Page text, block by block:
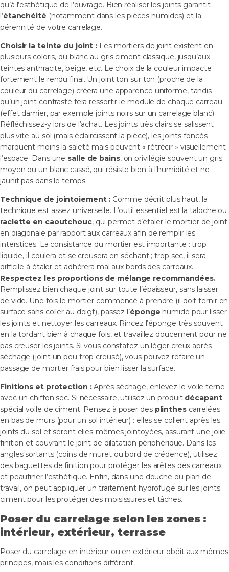
qu’à l’esthétique de l’ouvrage. Bien réaliser les joints garantit
l’étanchéité (notamment dans les pièces humides) et la
pérennité de votre carrelage.
Choisir la teinte du joint : Les mortiers de joint existent en
plusieurs coloris, du blanc au gris ciment classique, jusqu’aux
teintes anthracite, beige, etc. Le choix de la couleur impacte
fortement le rendu final. Un joint ton sur ton (proche de la
couleur du carrelage) créera une apparence uniforme, tandis
qu’un joint contrasté fera ressortir le module de chaque carreau
(effet damier, par exemple joints noirs sur un carrelage blanc).
Réfléchissez-y lors de l’achat. Les joints très clairs se salissent
plus vite au sol (mais éclaircissent la pièce), les joints foncés
marquent moins la saleté mais peuvent « rétrécir » visuellement
l’espace. Dans une salle de bains, on privilégie souvent un gris
moyen ou un blanc cassé, qui résiste bien à l’humidité et ne
jaunit pas dans le temps.
Technique de jointoiement : Comme décrit plus haut, la
technique est assez universelle. L’outil essentiel est la taloche ou
raclette en caoutchouc, qui permet d’étaler le mortier de joint
en diagonale par rapport aux carreaux afin de remplir les
interstices. La consistance du mortier est importante : trop
liquide, il coulera et se creusera en séchant ; trop sec, il sera
difficile à étaler et adhèrera mal aux bords des carreaux.
Respectez les proportions de mélange recommandées.
Remplissez bien chaque joint sur toute l’épaisseur, sans laisser
de vide. Une fois le mortier commencé à prendre (il doit ternir en
surface sans coller au doigt), passez l’éponge humide pour lisser
les joints et nettoyer les carreaux. Rincez l’éponge très souvent
en la tordant bien à chaque fois, et travaillez doucement pour ne
pas creuser les joints. Si vous constatez un léger creux après
séchage (joint un peu trop creusé), vous pouvez refaire un
passage de mortier frais pour bien lisser la surface.
Finitions et protection :Après séchage, enlevez le voile terne
avec un chiffon sec. Si nécessaire, utilisez un produit décapant
spécial voile de ciment. Pensez à poser des plinthes carrelées
en bas de murs (pour un sol intérieur) : elles se collent après les
joints du sol et seront elles-mêmes jointoyées, assurant une jolie
finition et couvrant le joint de dilatation périphérique. Dans les
angles sortants (coins de muret ou bord de crédence), utilisez
des baguettes de finition pour protéger les arêtes des carreaux
et peaufiner l’esthétique. Enfin, dans une douche ou plan de
travail, on peut appliquer un traitement hydrofuge sur les joints
ciment pour les protéger des moisissures et tâches.
Poser du carrelage selon les zones :
intérieur, extérieur, terrasse
Poser du carrelage en intérieur ou en extérieur obéit aux mêmes
principes, mais les conditions diffèrent.